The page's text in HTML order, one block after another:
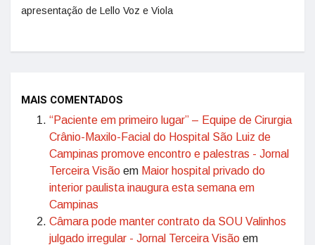
apresentação de Lello Voz e Viola
MAIS COMENTADOS
“Paciente em primeiro lugar” – Equipe de Cirurgia
Crânio-Maxilo-Facial do Hospital São Luiz de
Campinas promove encontro e palestras - Jornal
Terceira Visão em Maior hospital privado do
interior paulista inaugura esta semana em
Campinas
Câmara pode manter contrato da SOU Valinhos
julgado irregular - Jornal Terceira Visão em